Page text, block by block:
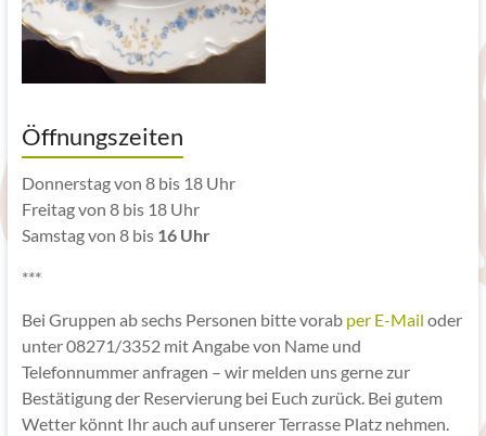
Öffnungszeiten
Donnerstag von 8 bis 18 Uhr
Freitag von 8 bis 18 Uhr
Samstag von 8 bis 16 Uhr
***
Bei Gruppen ab sechs Personen bitte vorab per E-Mail oder
unter 08271/3352 mit Angabe von Name und
Telefonnummer anfragen – wir melden uns gerne zur
Bestätigung der Reservierung bei Euch zurück. Bei gutem
Wetter könnt Ihr auch auf unserer Terrasse Platz nehmen.